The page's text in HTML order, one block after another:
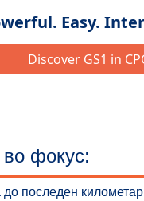
фокус:
до последен километар